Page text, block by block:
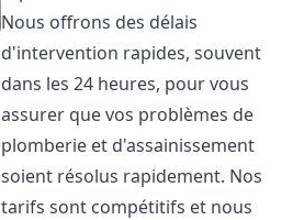
Nous offrons des délais
d'intervention rapides, souvent
dans les 24 heures, pour vous
assurer que vos problèmes de
plomberie et d'assainissement
soient résolus rapidement. Nos
tarifs sont compétitifs et nous